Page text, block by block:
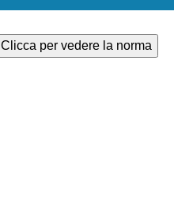
Clicca per vedere la norma